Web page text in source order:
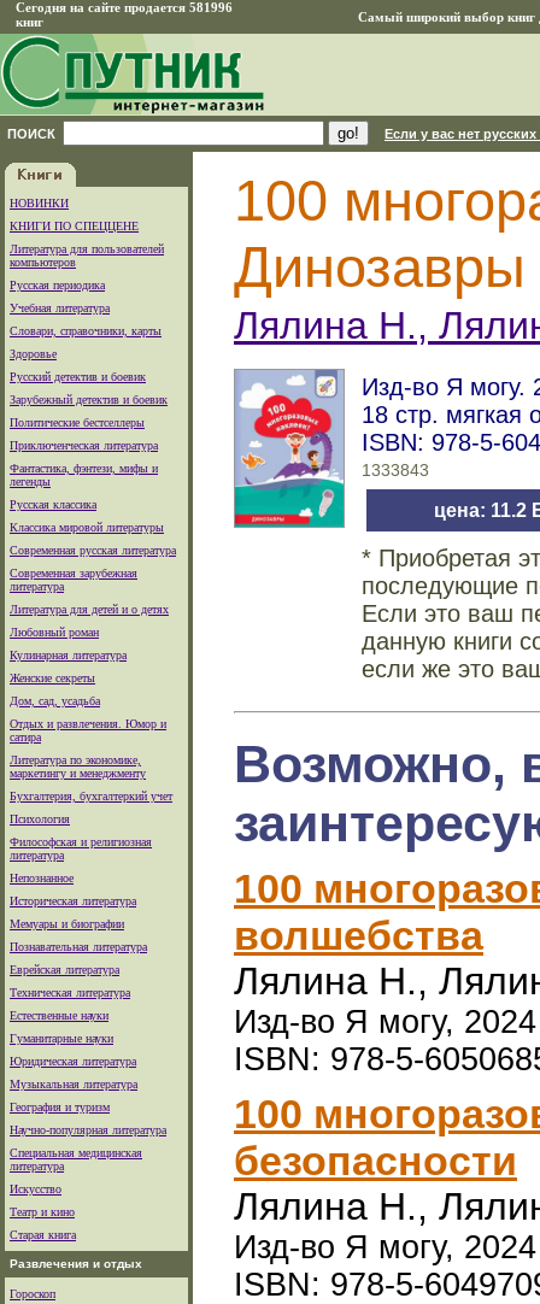
Сегодня на сайте продается 581996
книг
Самый широкий выбор книг
ПОИСК Если у вас нет
НОВИНКИ
КНИГИ ПО СПЕЦЦЕНЕ
Литература для пользователей
компьютеров
Русская периодика
Учебная литература
Словари, справочники, карты
Здоровье
Русский детектив и боевик
Зарубежный детектив и боевик
Политические бестселлеры
Приключенческая литература
Фантастика, фэнтези, мифы и
легенды
Русская классика
Классика мировой литературы
Современная русская литература
Современная зарубежная
литература
Литература для детей и о детях
Любовный роман
Кулинарная литература
Женские секреты
Дом, сад, усадьба
Отдых и развлечения. Юмор и
сатира
Литература по экономике,
маркетингу и менеджменту
Бухгалтерия, бухгалтеркий учет
Психология
Философская и религиозная
литература
Непознанное
Историческая литература
Мемуары и биографии
Познавательная литература
Еврейская литература
Техническая литература
Естественные науки
Гуманитарные науки
Юридическая литература
Музыкальная литература
География и туризм
Научно-популярная литература
Специальная медицинская
литература
Искусство
Театр и кино
Старая книга
Развлечения и отдых
Гороскоп
100
Динозавры
Лялина Н.,
Изд-во Я могу.
18 стр. мягкая
ISBN: 978-5-
1333843
цена: 11.2
* Приобретая
последующие
Если это ваш
данную книги
если же это
Возможно,
100
волшебства
Лялина Н.,
Изд-во Я могу,
ISBN: 978-5-
100
безопасности
Лялина Н.,
Изд-во Я могу,
ISBN: 978-5-